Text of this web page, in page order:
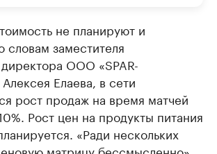
не планируют и
заместителя
директора ООО «SPAR-
Елаева, в сети
рост продаж на время матчей
Рост цен на продукты питания
«Ради нескольких
матрицу бессмысленно»,